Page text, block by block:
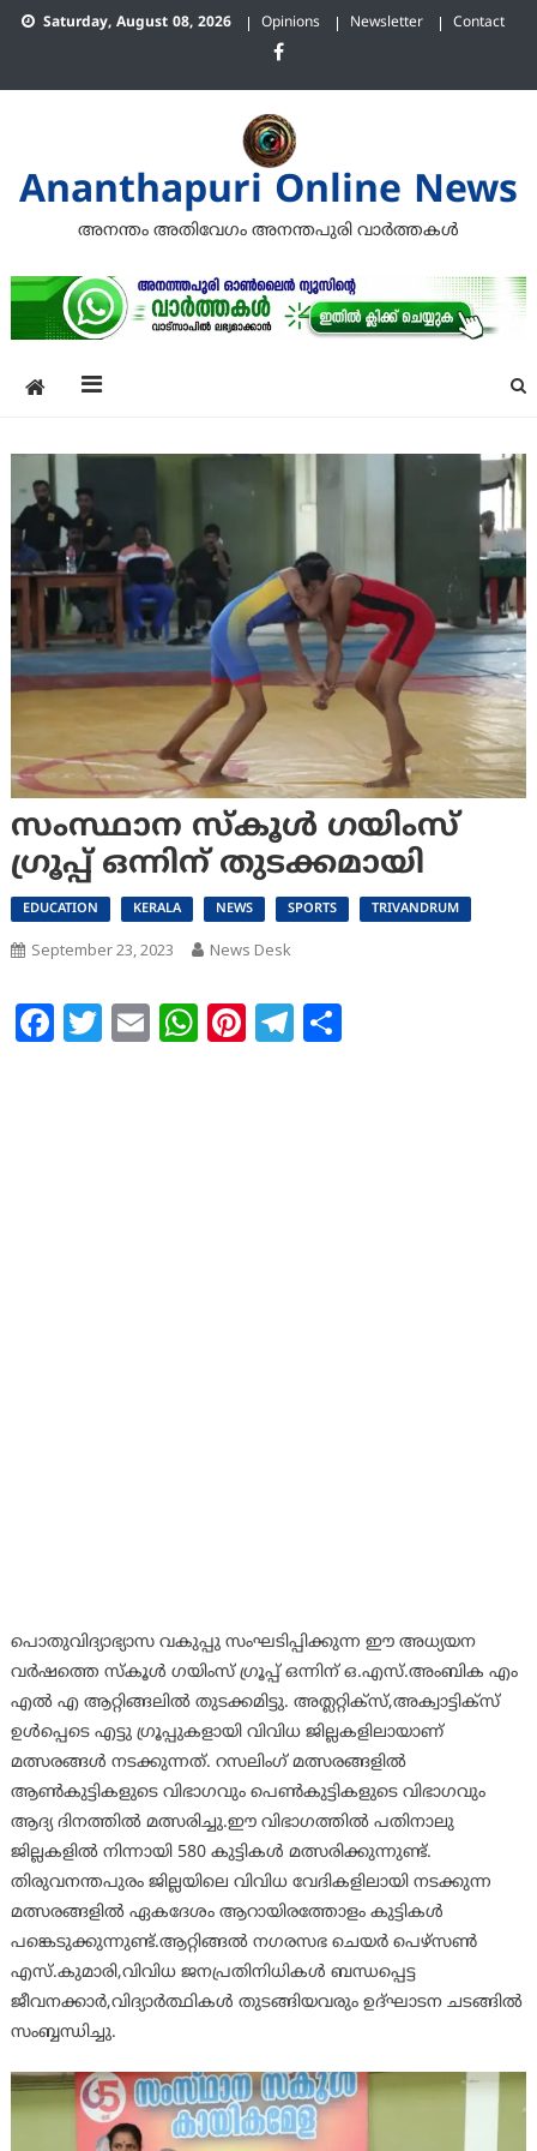
Skip Saturday, August 08, 2026 Opinions Newsletter Contact
Ananthapuri Online News
അനന്തം അതിവേഗം അനന്തപുരി വാര്‍ത്തകള്‍
സംസ്ഥാന സ്കൂൾ ഗയിംസ്
ഗ്രൂപ്പ് ഒന്നിന് തുടക്കമായി
EDUCATION KERALA NEWS SPORTS TRIVANDRUM
September 23, 2023 News Desk
Facebook
Twitter
EmailWhatsApp
Pinterest
Telegram
Share
പൊതുവിദ്യാഭ്യാസ വകുപ്പു സംഘടിപ്പിക്കുന്ന ഈ അധ്യയന
വർഷത്തെ സ്കൂൾ ഗയിംസ് ഗ്രൂപ്പ് ഒന്നിന് ഒ.എസ്.അംബിക എം
എൽ എ ആറ്റിങ്ങലിൽ തുടക്കമിട്ടു. അത്ലറ്റിക്സ്,അക്വാട്ടിക്സ്
ഉൾപ്പെടെ എട്ടു ഗ്രൂപ്പുകളായി വിവിധ ജില്ലകളിലായാണ്
മത്സരങ്ങൾ നടക്കുന്നത്. റസലിംഗ് മത്സരങ്ങളിൽ
ആൺകുട്ടികളുടെ വിഭാഗവും പെൺകുട്ടികളുടെ വിഭാഗവും
ആദ്യ ദിനത്തിൽ മത്സരിച്ചു.ഈ വിഭാഗത്തിൽ പതിനാലു
ജില്ലകളിൽ നിന്നായി 580 കുട്ടികൾ മത്സരിക്കുന്നുണ്ട്.
തിരുവനന്തപുരം ജില്ലയിലെ വിവിധ വേദികളിലായി നടക്കുന്ന
മത്സരങ്ങളിൽ ഏകദേശം ആറായിരത്തോളം കുട്ടികൾ
പങ്കെടുക്കുന്നുണ്ട്.ആറ്റിങ്ങൽ നഗരസഭ ചെയർ പെഴ്സൺ
എസ്.കുമാരി,വിവിധ ജനപ്രതിനിധികൾ ബന്ധപ്പെട്ട
ജീവനക്കാർ,വിദ്യാർത്ഥികൾ തുടങ്ങിയവരും ഉദ്ഘാടന ചടങ്ങിൽ
സംബ്ബന്ധിച്ചു.